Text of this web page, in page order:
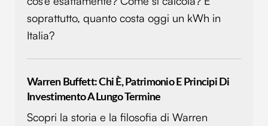
soprattutto, quanto costa oggi un kWh in
Italia?
Warren Buffett: Chi È, Patrimonio E Principi Di
Investimento A Lungo Termine
Scopri la storia e la filosofia di Warren